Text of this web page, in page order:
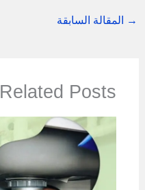
→ المقالة السابقة
Related Posts